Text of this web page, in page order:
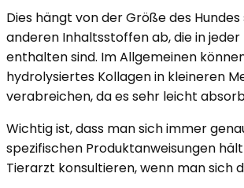
Dies hängt von der Größe des
anderen Inhaltsstoffen ab, die in jeder
enthalten sind. Im Allgemeinen
hydrolysiertes Kollagen in kleineren
verabreichen, da es sehr leicht
Wichtig ist, dass man sich immer
spezifischen Produktanweisungen
Tierarzt konsultieren, wenn man sich